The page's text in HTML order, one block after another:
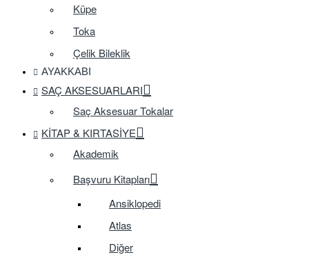
Küpe
Toka
Çelik Bileklik
AYAKKABI
SAÇ AKSESUARLARI
Saç Aksesuar Tokalar
KITAP & KIRTASIYE
Akademik
Başvuru Kitapları
Ansiklopedi
Atlas
Diğer